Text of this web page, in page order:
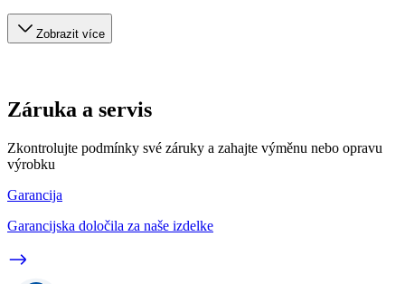
Zobrazit více
Záruka a servis
Zkontrolujte podmínky své záruky a zahajte výměnu nebo opravu
výrobku
Garancija
Garancijska določila za naše izdelke